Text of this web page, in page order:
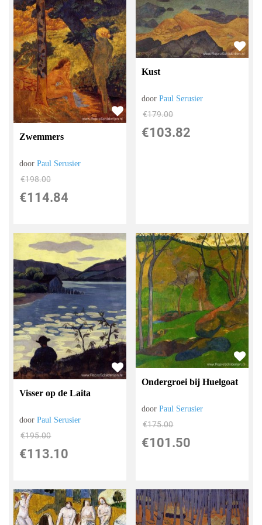
Zwemmers
doorPaul Serusier
€198.00
€114.84
Kust
doorPaul Serusier
€179.00
€103.82
Visser op de Laita
doorPaul Serusier
€195.00
€113.10
Ondergroei bij Huelgoat
doorPaul Serusier
€175.00
€101.50